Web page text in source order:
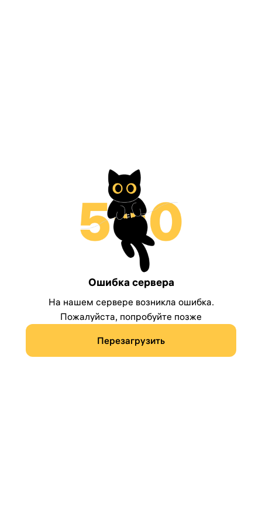
Ошибка сервера
На нашем сервере возникла ошибка.
Пожалуйста, попробуйте позже
Перезагрузить